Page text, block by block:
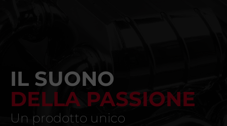
IL SUONO
DELLA PASSIONE
Un prodotto unico